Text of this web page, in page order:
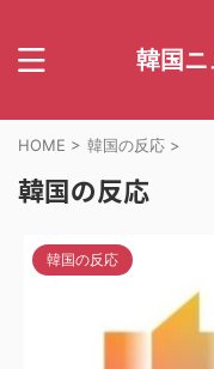
韓国
HOME > 韓国の反応 >
韓国の反応
韓国の反応